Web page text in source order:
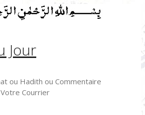
Jour
ou Hadith ou Commentaire
Courrier